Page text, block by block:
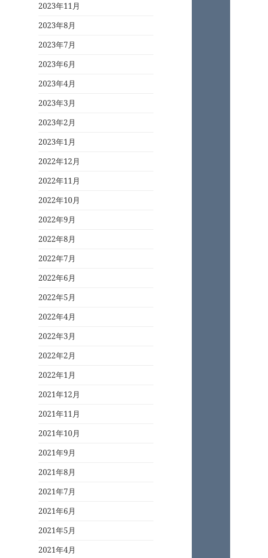
2023年11月
2023年8月
2023年7月
2023年6月
2023年4月
2023年3月
2023年2月
2023年1月
2022年12月
2022年11月
2022年10月
2022年9月
2022年8月
2022年7月
2022年6月
2022年5月
2022年4月
2022年3月
2022年2月
2022年1月
2021年12月
2021年11月
2021年10月
2021年9月
2021年8月
2021年7月
2021年6月
2021年5月
2021年4月